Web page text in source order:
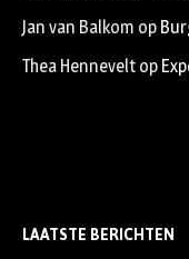
Jan van Balkom op
Thea Hennevelt op
LAATSTE BERICHTEN